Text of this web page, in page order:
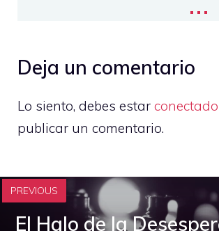
Deja un comentario
Lo siento, debes estar conectado
publicar un comentario.
PREVIOUS
El Halo de la